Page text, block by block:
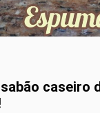
caseiro